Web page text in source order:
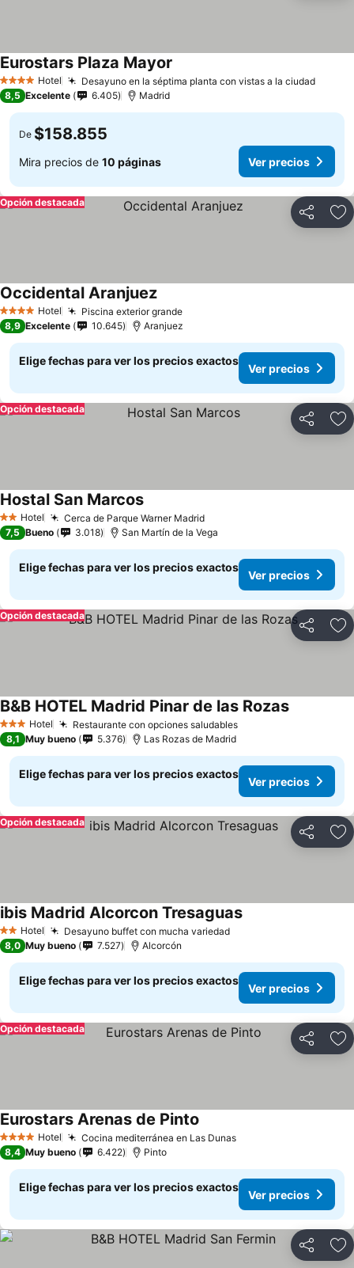
4 EstrellasHotel Desayuno en la séptima planta con vistas a la ciudad
Eurostars Plaza Mayor
8,5 Excelente 6.405 Madrid
De $158.855
Mira precios de 10 páginas Ver precios
Compartir
Opción destacada
4 EstrellasHotel Piscina exterior grande
Occidental Aranjuez
8,9 Excelente 10.645 Aranjuez
Elige fechas para ver los precios exactos
Ver precios
Compartir
Opción destacada
2 Estrellas
Hotel Cerca de Parque Warner Madrid
Hostal San Marcos
7,5 Bueno 3.018 San Martín de la Vega
Elige fechas para ver los precios exactos
Ver precios
Compartir
Opción destacada
3 Estrellas
Hotel Restaurante con opciones saludables
B&B HOTEL Madrid Pinar de las Rozas
8,1 Muy bueno 5.376 Las Rozas de Madrid
Elige fechas para ver los precios exactos
Ver precios
Compartir
Opción destacada
2 Estrellas
Hotel Desayuno buffet con mucha variedad
ibis Madrid Alcorcon Tresaguas
8,0 Muy bueno 7.527 Alcorcón
Elige fechas para ver los precios exactos
Ver precios
Compartir
Opción destacada
4 EstrellasHotel Cocina mediterránea en Las Dunas
Eurostars Arenas de Pinto
8,4 Muy bueno 6.422 Pinto
Elige fechas para ver los precios exactos
Ver precios
Compartir